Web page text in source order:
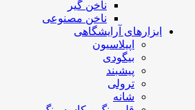
ناخن گیر
ناخن مصنوعی
ابزارهای آرایشگاهی
اپیلاسیون
بیگودی
پیشبند
ترولی
شانه